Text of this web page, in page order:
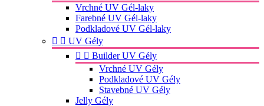
Vrchné UV Gél-laky
Farebné UV Gél-laky
Podkladové UV Gél-laky
  UV Gély
  Builder UV Gély
Vrchné UV Gély
Podkladové UV Gély
Stavebné UV Gély
Jelly Gély